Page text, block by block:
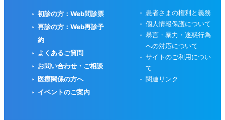
初診の方：Web問診票
再診の方：Web再診予
約
よくあるご質問
お問い合わせ・ご相談
医療関係の方へ
イベントのご案内
患者さまの権利と義務
個人情報保護について
暴言・暴力・迷惑行為
への対応について
サイトのご利用につい
て
関連リンク